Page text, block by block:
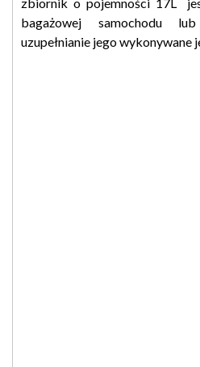
bagażowej samochodu
uzupełnianie jego wykonywane